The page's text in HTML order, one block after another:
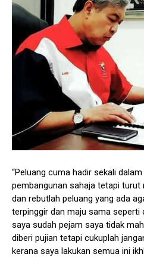
“Peluang cuma hadir sekali
pembangunan sahaja tetapi
dan rebutlah peluang yang ada
terpinggir dan maju sama seperti
saya sudah pejam saya tidak
diberi pujian tetapi cukuplah
kerana saya lakukan semua ini